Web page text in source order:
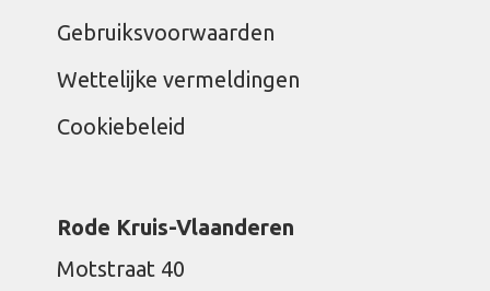
Gebruiksvoorwaarden
Wettelijke vermeldingen
Cookiebeleid
Rode Kruis-Vlaanderen
Motstraat 40